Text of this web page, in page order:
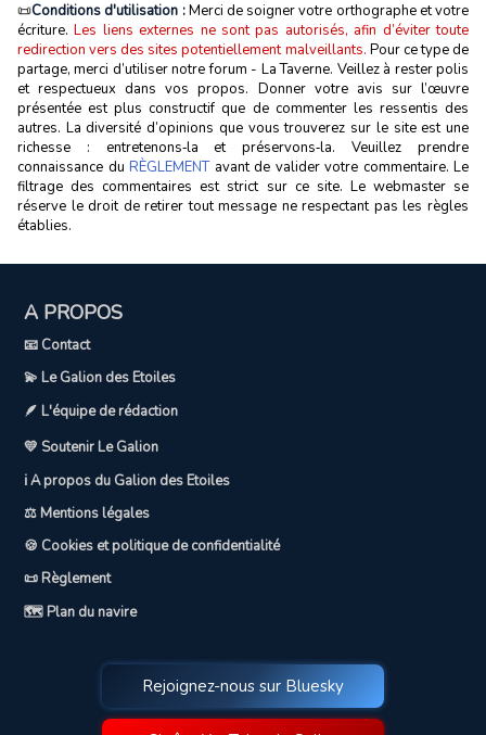
📜Conditions d'utilisation :Merci de soigner votre orthographe et votre
écriture.Les liens externes ne sont pas autorisés, afin d’éviter toute
redirection vers des sites potentiellement malveillants. Pour ce type de
partage, merci d’utiliser notre forum - La Taverne. Veillez à rester polis
et respectueux dans vos propos. Donner votre avis sur l’œuvre
présentée est plus constructif que de commenter les ressentis des
autres. La diversité d’opinions que vous trouverez sur le site est une
richesse : entretenons‑la et préservons‑la. Veuillez prendre
connaissance du RÈGLEMENTavant de valider votre commentaire. Le
filtrage des commentaires est strict sur ce site. Le webmaster se
réserve le droit de retirer tout message ne respectant pas les règles
établies.
A PROPOS
📧 Contact
💫 Le Galion des Etoiles
🪶 L'équipe de rédaction
💛 Soutenir Le Galion
ℹ️ A propos du Galion des Etoiles
⚖️ Mentions légales
🍪 Cookies et politique de confidentialité
📜 Règlement
🗺️ Plan du navire
Rejoignez-nous sur Bluesky